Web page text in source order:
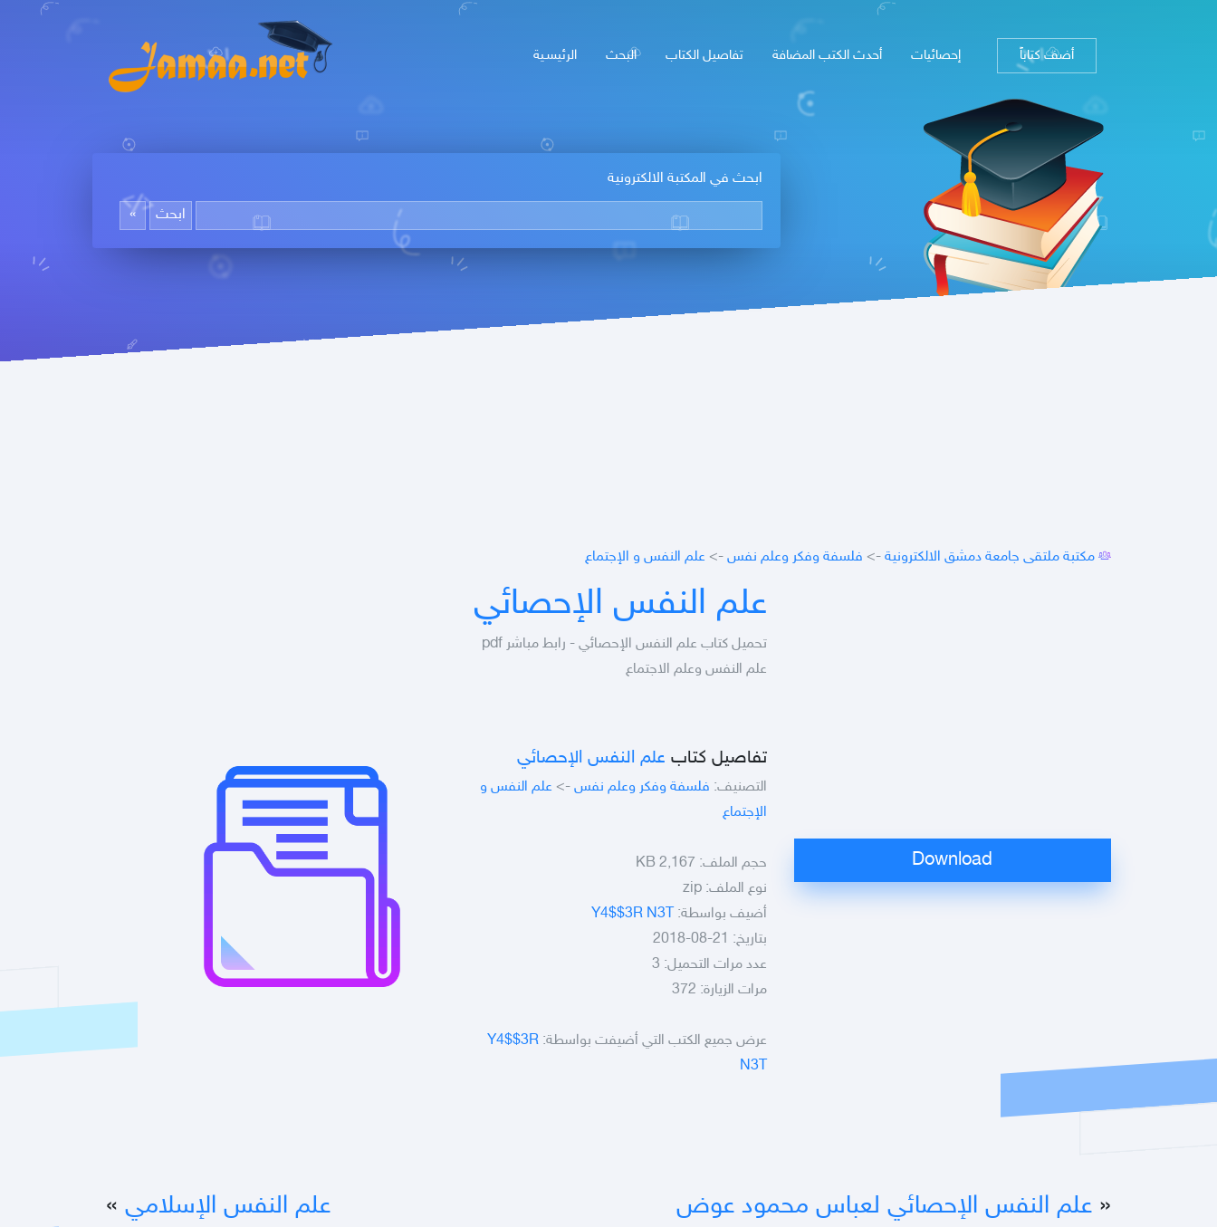
الرئيسـية البحث تفاصيل الكتاب أحدث الكتب المضافة إحصائيات أضف كتاباً
ابحث في المكتبة الالكترونية
مكتبة ملتقى جامعة دمشق الالكترونية -> فلسفة وفكر وعلم نفس -> علم النفس و الإجتماع
علم النفس الإحصائي
تحميل كتاب علم النفس الإحصائي - رابط مباشر pdf
علم النفس وعلم الاجتماع
تفاصيل كتاب علم النفس الإحصائي
التصنيف: فلسفة وفكر وعلم نفس -> علم النفس و
الإجتماع
حجم الملف: 2,167 KB
نوع الملف: zip
أضيف بواسطة: Y4$$3R N3T
بتاريخ: 21-08-2018
عدد مرات التحميل: 3
مرات الزيارة: 372
عرض جميع الكتب التي أضيفت بواسطة: Y4$$3R
N3T
« علم النفس الإحصائي لعباس محمود عوض علم النفس الإسلامي »